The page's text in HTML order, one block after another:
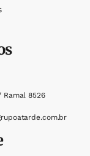
Ramal 8526